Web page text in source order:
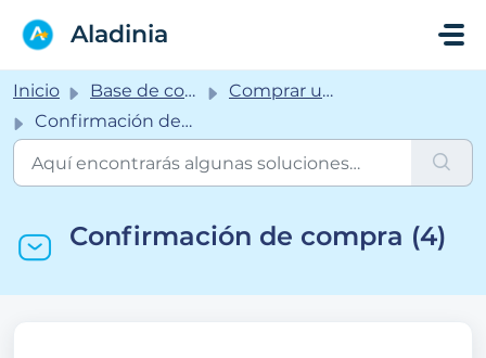
Aladinia
Inicio Base de conocimientos
Comprar una experiencia
Confirmación de compra
Confirmación de compra (4)